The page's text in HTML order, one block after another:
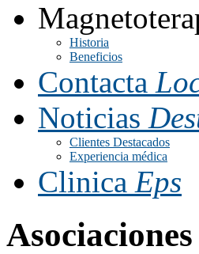
Historia
Beneficios
Contacta
Noticias
Clientes Destacados
Experiencia médica
Clinica Eps